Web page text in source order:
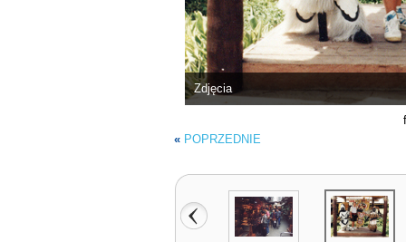
Zdjęcia
« POPRZEDNIE